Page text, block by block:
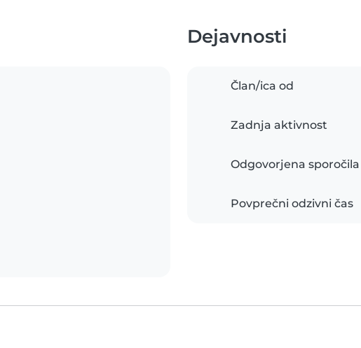
Dejavnosti
Član/ica od
Zadnja aktivnost
Odgovorjena sporočila
Povprečni odzivni čas